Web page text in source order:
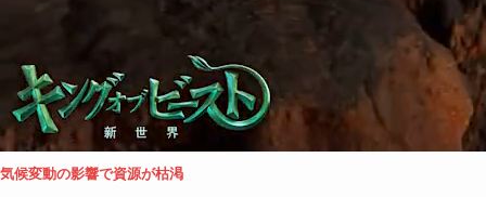
気候変動の影響で資源が枯渇